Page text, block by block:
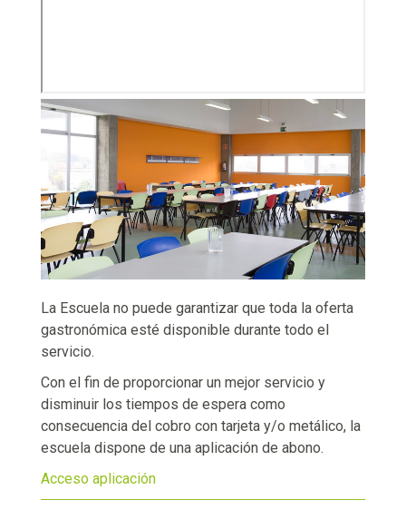
La Escuela no puede garantizar que toda la oferta
gastronómica esté disponible durante todo el
servicio.
Con el fin de proporcionar un mejor servicio y
disminuir los tiempos de espera como
consecuencia del cobro con tarjeta y/o metálico, la
escuela dispone de una aplicación de abono.
Acceso aplicación